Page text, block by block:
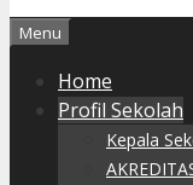
Menu
Home
Profil Sekolah
Kepala